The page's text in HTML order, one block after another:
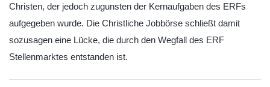
Christen, der jedoch zugunsten der Kernaufgaben des ERFs
aufgegeben wurde. Die Christliche Jobbörse schließt damit
sozusagen eine Lücke, die durch den Wegfall des ERF
Stellenmarktes entstanden ist.